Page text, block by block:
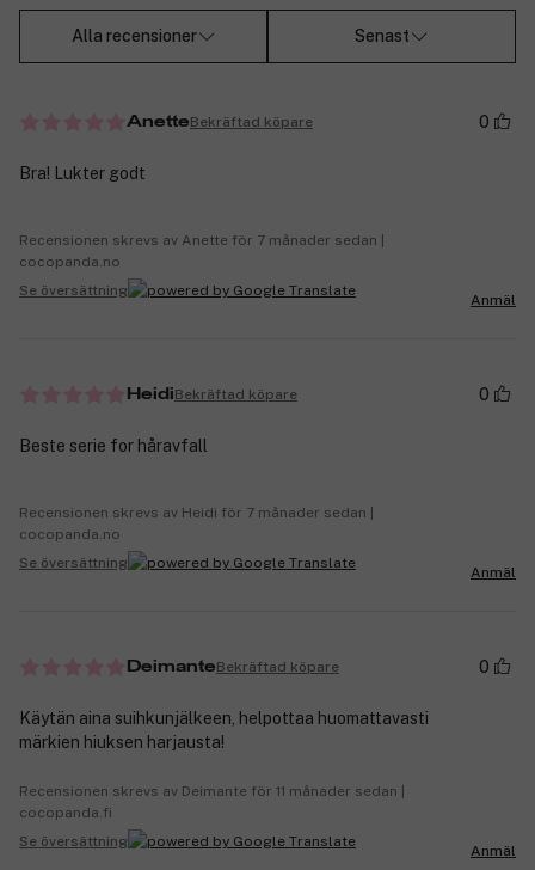
Alla recensioner Senast
AnetteBekräftad köpare 0
Bra! Lukter godt
Recensionen skrevs av Anette för 7 månader sedan |
cocopanda.no
Se översättning
Anmäl
HeidiBekräftad köpare 0
Beste serie for håravfall
Recensionen skrevs av Heidi för 7 månader sedan |
cocopanda.no
Se översättning
Anmäl
DeimanteBekräftad köpare 0
Käytän aina suihkunjälkeen, helpottaa huomattavasti
märkien hiuksen harjausta!
Recensionen skrevs av Deimante för 11 månader sedan |
cocopanda.fi
Se översättning
Anmäl